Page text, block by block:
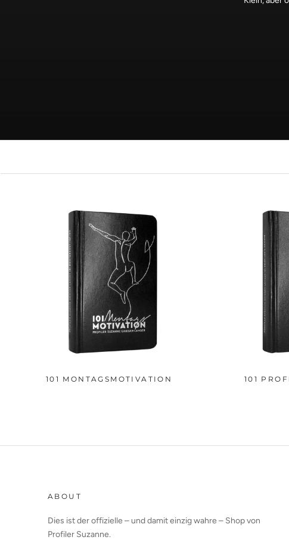
101 MONTAGSMOTIVATION 101
ABOUT
Dies ist der offizielle – und damit einzig wahre – Shop von
Profiler Suzanne.